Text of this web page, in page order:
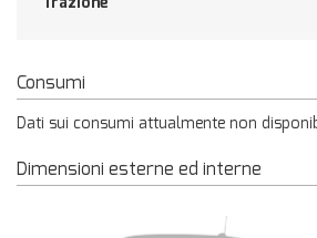
Consumi
Dati sui consumi attualmente non
Dimensioni esterne ed interne